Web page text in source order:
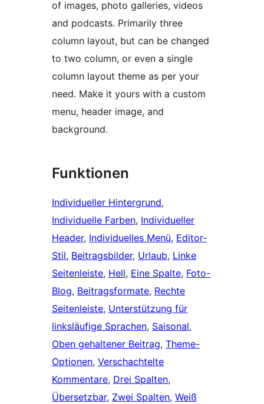
of images, photo galleries, videos
and podcasts. Primarily three
column layout, but can be changed
to two column, or even a single
column layout theme as per your
need. Make it yours with a custom
menu, header image, and
background.
Funktionen
Individueller Hintergrund
Individuelle Farben, Individueller
Header, Individuelles Menü, Editor-
Stil, Beitragsbilder, Urlaub, Linke
Seitenleiste, Hell, Eine Spalte, Foto-
Blog, Beitragsformate, Rechte
Seitenleiste, Unterstützung für
linksläufige Sprachen, Saisonal
Oben gehaltener Beitrag, Theme-
Optionen, Verschachtelte
Kommentare, Drei Spalten
Übersetzbar, Zwei Spalten, Weiß